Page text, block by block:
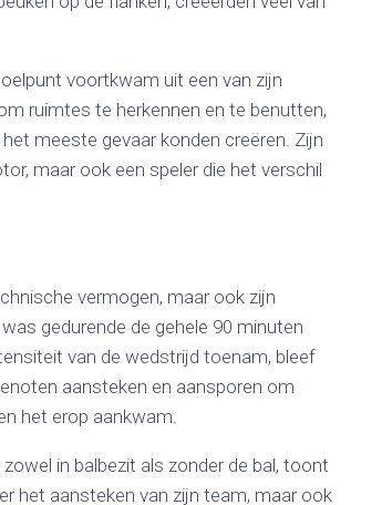
voortkwam uit een van zijn
ruimtes te herkennen en te benutten,
meeste gevaar konden creëren. Zijn
maar ook een speler die het verschil
vermogen, maar ook zijn
gedurende de gehele 90 minuten
van de wedstrijd toenam, bleef
aansteken en aansporen om
het erop aankwam.
in balbezit als zonder de bal, toont
het aansteken van zijn team, maar ook